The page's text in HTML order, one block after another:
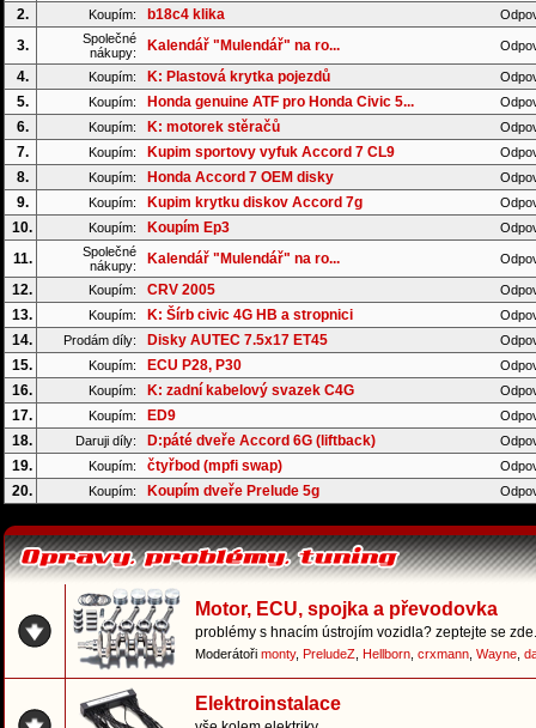
2. Koupím: b18c4 klika
3.
Společné
nákupy:
Kalendář "Mulendář" na ro...
4. Koupím: K: Plastová krytka pojezdů
5. Koupím: Honda genuine ATF pro Honda Civic 5...
6. Koupím: K: motorek stěračů
7. Koupím: Kupim sportovy vyfuk Accord 7 CL9
8. Koupím: Honda Accord 7 OEM disky
9. Koupím: Kupim krytku diskov Accord 7g
10. Koupím: Koupím Ep3
11.
Společné
nákupy:
Kalendář "Mulendář" na ro...
12. Koupím: CRV 2005
13. Koupím: K: Šírb civic 4G HB a stropnici
14. Prodám díly: Disky AUTEC 7.5x17 ET45
15. Koupím: ECU P28, P30
16. Koupím: K: zadní kabelový svazek C4G
17. Koupím: ED9
18. Daruji díly: D:páté dveře Accord 6G (liftback)
19. Koupím: čtyřbod (mpfi swap)
20. Koupím: Koupím dveře Prelude 5g
Motor, ECU, spojka a převodovka
problémy s hnacím ústrojím vozidla? zeptejte se
Moderátoři monty, PreludeZ Hellborn crxmann Wayne
Elektroinstalace